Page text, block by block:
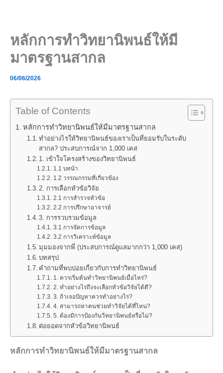
หลักการทำวิทยานิพนธ์ให้มี
มาตรฐานสากล
06/06/2026
Table of Contents
หลักการทำวิทยานิพนธ์ให้มีมาตรฐานสากล
ทำอย่างไรให้วิทยานิพนธ์ของเราเป็นที่ยอมรับในระดับ
สากล? ประสบการณ์จาก 1,000 เคส
1. เข้าใจโครงสร้างของวิทยานิพนธ์
1.1 บทนำ
1.2 วรรณกรรมที่เกี่ยวข้อง
2. การเลือกหัวข้อวิจัย
2.1 การสำรวจหัวข้อ
2.2 การปรึกษาอาจารย์
3. การรวบรวมข้อมูล
3.1 การจัดการข้อมูล
3.2 การวิเคราะห์ข้อมูล
มุมมองจากพี่ (ประสบการณ์ดูแลมากกว่า 1,000 เคส)
บทสรุป
คำถามที่พบบ่อยเกี่ยวกับการทำวิทยานิพนธ์
1. ควรเริ่มต้นทำวิทยานิพนธ์เมื่อไหร่?
2. ทำอย่างไรถึงจะเลือกหัวข้อวิจัยได้ดี?
3. ถ้าเจอปัญหาควรทำอย่างไร?
4. สามารถหาคนช่วยทำวิจัยได้ที่ไหน?
5. ต้องมีการป้องกันวิทยานิพนธ์หรือไม่?
ต่อยอดจากหัวข้อวิทยานิพนธ์
หลักการทำวิทยานิพนธ์ให้มีมาตรฐานสากล